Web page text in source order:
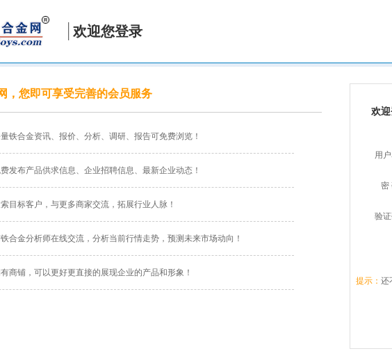
欢迎您登录
，您即可享受完善的会员服务
铁合金资讯、报价、分析、调研、报告可免费浏览！
发布产品供求信息、企业招聘信息、最新企业动态！
目标客户，与更多商家交流，拓展行业人脉！
合金分析师在线交流，分析当前行情走势，预测未来市场动向！
商铺，可以更好更直接的展现企业的产品和形象！
欢
用户
密
验证
提示： 还